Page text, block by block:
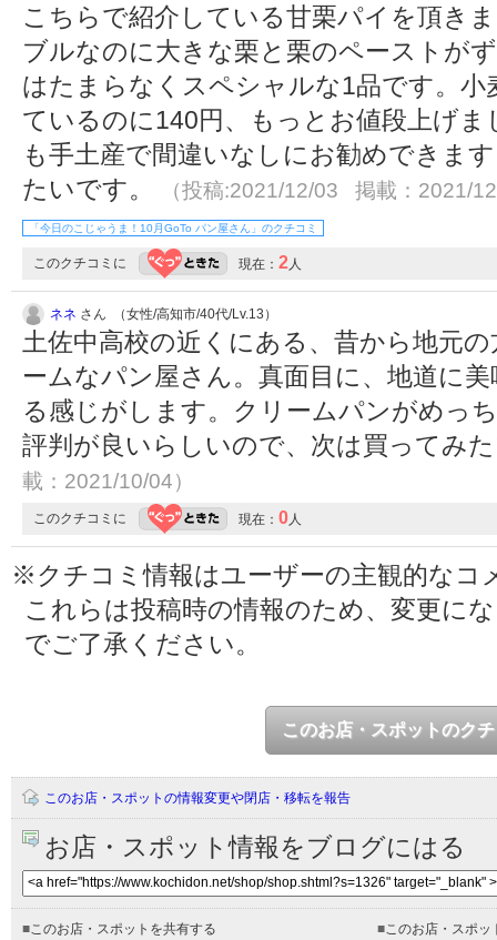
こちらで紹介している甘栗パイを頂き
ブルなのに大きな栗と栗のペーストが
はたまらなくスペシャルな1品です。小
ているのに140円、もっとお値段上げ
も手土産で間違いなしにお勧めできま
たいです。
（投稿:2021/12/03 掲載：2021/
「今日のこじゃうま！10月GoTo パン屋さん」のクチコミ
このクチコミに 現在： 2 人
ネネ さん （女性/高知市/40代/Lv.13）
土佐中高校の近くにある、昔から地元
ームなパン屋さん。真面目に、地道に
る感じがします。クリームパンがめっ
評判が良いらしいので、次は買ってみ
載：2021/10/04）
このクチコミに 現在： 0 人
※クチコミ情報はユーザーの主観的なコ
これらは投稿時の情報のため、変更に
でご了承ください。
このお店・スポットのク
このお店・スポットの情報変更や閉店・移転を報告
お店・スポット情報をブログにはる
■ このお店・スポットを共有する ■ このお店・スポ